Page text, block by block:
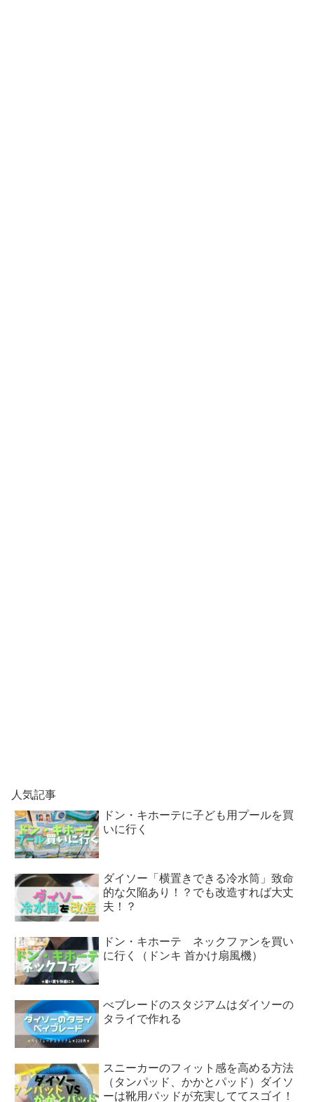
人気記事
ドン・キホーテに子ども用プールを買
いに行く
ダイソー「横置きできる冷水筒」致命
的な欠陥あり！？でも改造すれば大丈
夫！？
ドン・キホーテ ネックファンを買い
に行く（ドンキ 首かけ扇風機）
べブレードのスタジアムはダイソーの
タライで作れる
スニーカーのフィット感を高める方法
（タンパッド、かかとパッド）ダイソ
ーは靴用パッドが充実しててスゴイ！